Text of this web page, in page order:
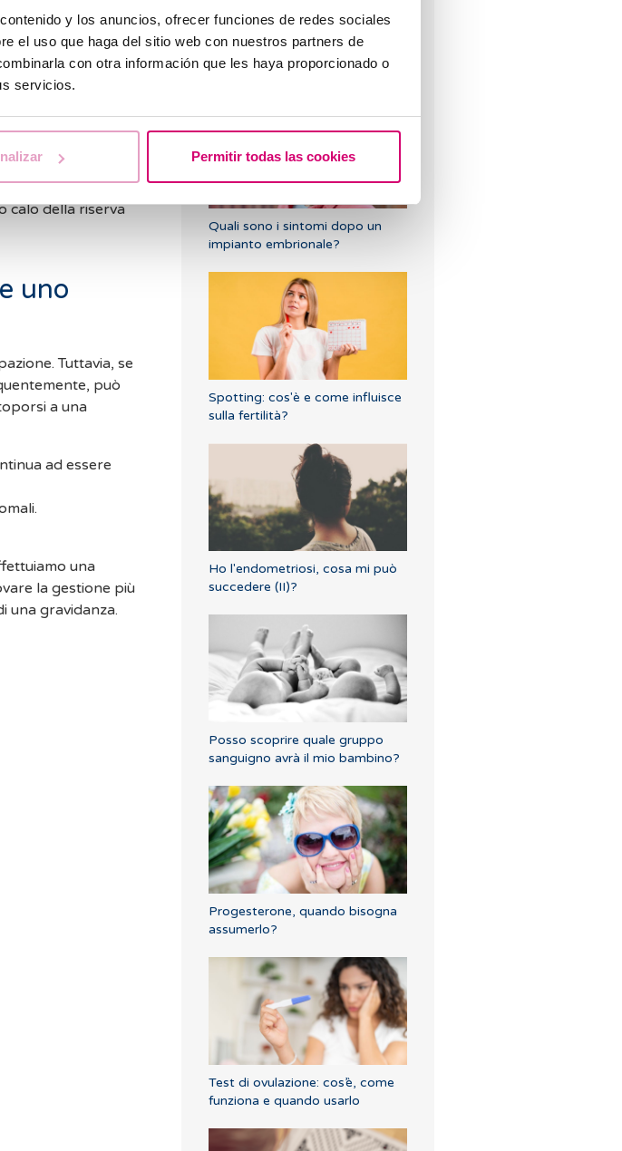
y los anuncios, ofrecer funciones de redes sociales
el uso que haga del sitio web con nuestros partners de
con otra información que les haya proporcionado o
servicios.
Permitir todas las cookies
ad essere
influire
è normale
calo della riserva
uno
Tuttavia, se
può
a una
ad essere
una
la gestione più
una gravidanza.
Come calcolare giorni fertili?
Quali sono i sintomi dopo un
impianto embrionale?
Spotting: cos'è e come influisce
sulla fertilità?
Ho l'endometriosi, cosa mi può
succedere (II)?
Posso scoprire quale gruppo
sanguigno avrà il mio bambino?
Progesterone, quando bisogna
assumerlo?
Test di ovulazione: cos’è, come
funziona e quando usarlo